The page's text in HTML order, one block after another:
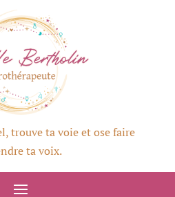
trouve ta voie et ose faire
ta voix.